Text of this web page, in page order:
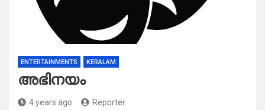
ENTERTAINMENTS KERALAM
അഭിനയം
4 years ago Reporter